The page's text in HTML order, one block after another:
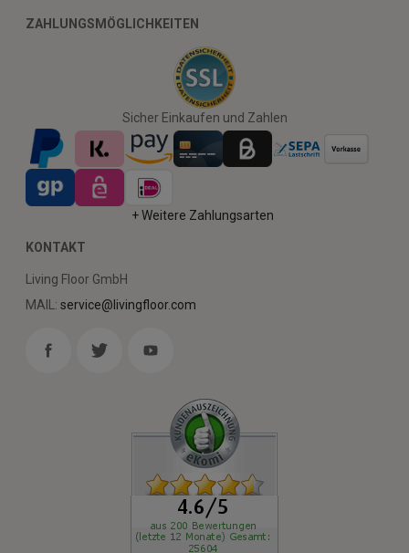
ZAHLUNGSMÖGLICHKEITEN
Sicher Einkaufen und Zahlen
+ Weitere Zahlungsarten
KONTAKT
Living Floor GmbH
MAIL: service@livingfloor.com